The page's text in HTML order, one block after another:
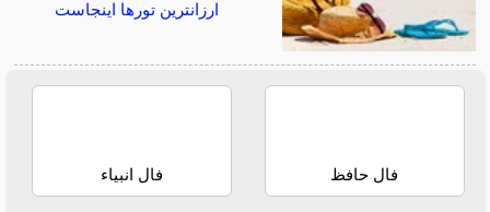
ارزانترین تورها اینجاست
فال حافظ فال انبیاء